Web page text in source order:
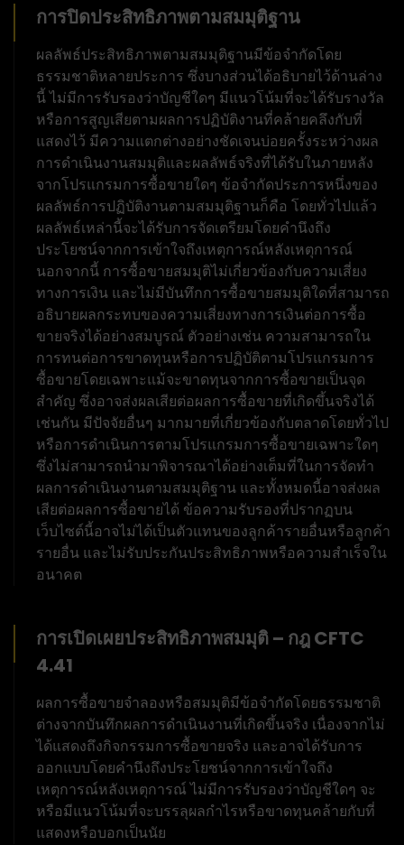
การปิดประสิทธิภาพตามสมมุติฐาน
ผลลัพธ์ประสิทธิภาพตามสมมุติฐานมีข้อจำกัดโดย
ธรรมชาติหลายประการ ซึ่งบางส่วนได้อธิบายไว้ด้านล่าง
นี้ ไม่มีการรับรองว่าบัญชีใดๆ มีแนวโน้มที่จะได้รับรางวัล
หรือการสูญเสียตามผลการปฏิบัติงานที่คล้ายคลึงกับที่
แสดงไว้ มีความแตกต่างอย่างชัดเจนบ่อยครั้งระหว่างผล
การดำเนินงานสมมุติและผลลัพธ์จริงที่ได้รับในภายหลัง
จากโปรแกรมการซื้อขายใดๆ ข้อจำกัดประการหนึ่งของ
ผลลัพธ์การปฏิบัติงานตามสมมุติฐานก็คือ โดยทั่วไปแล้ว
ผลลัพธ์เหล่านี้จะได้รับการจัดเตรียมโดยคำนึงถึง
ประโยชน์จากการเข้าใจถึงเหตุการณ์หลังเหตุการณ์
นอกจากนี้ การซื้อขายสมมุติไม่เกี่ยวข้องกับความเสี่ยง
ทางการเงิน และไม่มีบันทึกการซื้อขายสมมุติใดที่สามารถ
อธิบายผลกระทบของความเสี่ยงทางการเงินต่อการซื้อ
ขายจริงได้อย่างสมบูรณ์ ตัวอย่างเช่น ความสามารถใน
การทนต่อการขาดทุนหรือการปฏิบัติตามโปรแกรมการ
ซื้อขายโดยเฉพาะแม้จะขาดทุนจากการซื้อขายเป็นจุด
สำคัญ ซึ่งอาจส่งผลเสียต่อผลการซื้อขายที่เกิดขึ้นจริงได้
เช่นกัน มีปัจจัยอื่นๆ มากมายที่เกี่ยวข้องกับตลาดโดยทั่วไป
หรือการดำเนินการตามโปรแกรมการซื้อขายเฉพาะใดๆ
ซึ่งไม่สามารถนำมาพิจารณาได้อย่างเต็มที่ในการจัดทำ
ผลการดำเนินงานตามสมมุติฐาน และทั้งหมดนี้อาจส่งผล
เสียต่อผลการซื้อขายได้ ข้อความรับรองที่ปรากฏบน
เว็บไซต์นี้อาจไม่ได้เป็นตัวแทนของลูกค้ารายอื่นหรือลูกค้า
รายอื่น และไม่รับประกันประสิทธิภาพหรือความสำเร็จใน
อนาคต
การเปิดเผยประสิทธิภาพสมมุติ – กฎ CFTC
4.41
ผลการซื้อขายจำลองหรือสมมุติมีข้อจำกัดโดยธรรมชาติ
ต่างจากบันทึกผลการดำเนินงานที่เกิดขึ้นจริง เนื่องจากไม่
ได้แสดงถึงกิจกรรมการซื้อขายจริง และอาจได้รับการ
ออกแบบโดยคำนึงถึงประโยชน์จากการเข้าใจถึง
เหตุการณ์หลังเหตุการณ์ ไม่มีการรับรองว่าบัญชีใดๆ จะ
หรือมีแนวโน้มที่จะบรรลุผลกำไรหรือขาดทุนคล้ายกับที่
แสดงหรือบอกเป็นนัย